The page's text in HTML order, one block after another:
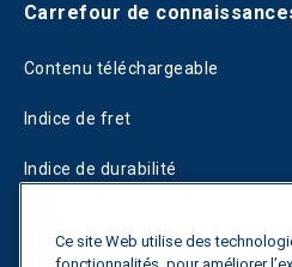
Carrefour de
Contenu téléchargeable
Indice de fret
Indice de durabilité
Ce site Web utilise des